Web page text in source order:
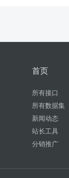
首页
所有接口
所有数据集
新闻动态
站长工具
分销推广